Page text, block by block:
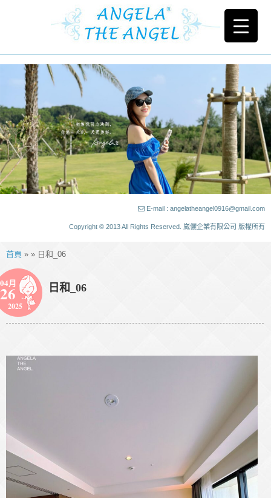
E-mail : angelatheangel0916@gmail.com
Copyright © 2013 All Rights Reserved. 崴儷企業有限公司 版權所有
首頁 » » 日和_06
04月
26
2025
日和_06